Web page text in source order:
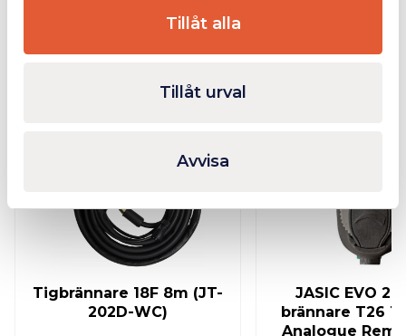
Tillåt alla
Tillåt urval
Avvisa
Relaterade produkter
Tigbrännare 18F 8m (JT-
202D-WC)
JASIC EVO
brännare T26
Analogue